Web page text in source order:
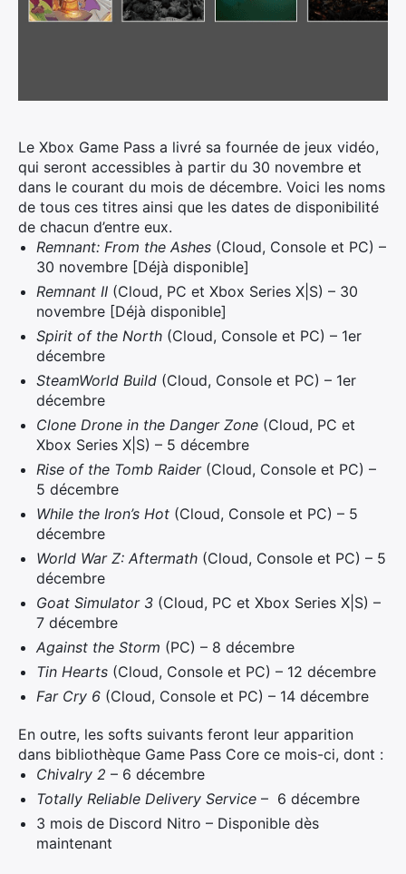
Le Xbox Game Pass a livré sa fournée de jeux vidéo,
qui seront accessibles à partir du 30 novembre et
dans le courant du mois de décembre. Voici les noms
de tous ces titres ainsi que les dates de disponibilité
de chacun d’entre eux.
Remnant: From the Ashes (Cloud, Console et PC) –
30 novembre [Déjà disponible]
Remnant II (Cloud, PC et Xbox Series X|S) – 30
novembre [Déjà disponible]
Spirit of the North (Cloud, Console et PC) – 1er
décembre
SteamWorld Build (Cloud, Console et PC) – 1er
décembre
Clone Drone in the Danger Zone (Cloud, PC et
Xbox Series X|S) – 5 décembre
Rise of the Tomb Raider (Cloud, Console et PC) –
5 décembre
While the Iron’s Hot (Cloud, Console et PC) – 5
décembre
World War Z: Aftermath (Cloud, Console et PC) – 5
décembre
Goat Simulator 3 (Cloud, PC et Xbox Series X|S) –
7 décembre
Against the Storm (PC) – 8 décembre
Tin Hearts (Cloud, Console et PC) – 12 décembre
Far Cry 6 (Cloud, Console et PC) – 14 décembre
En outre, les softs suivants feront leur apparition
dans bibliothèque Game Pass Core ce mois-ci, dont :
Chivalry 2 – 6 décembre
Totally Reliable Delivery Service – 6 décembre
3 mois de Discord Nitro – Disponible dès
maintenant